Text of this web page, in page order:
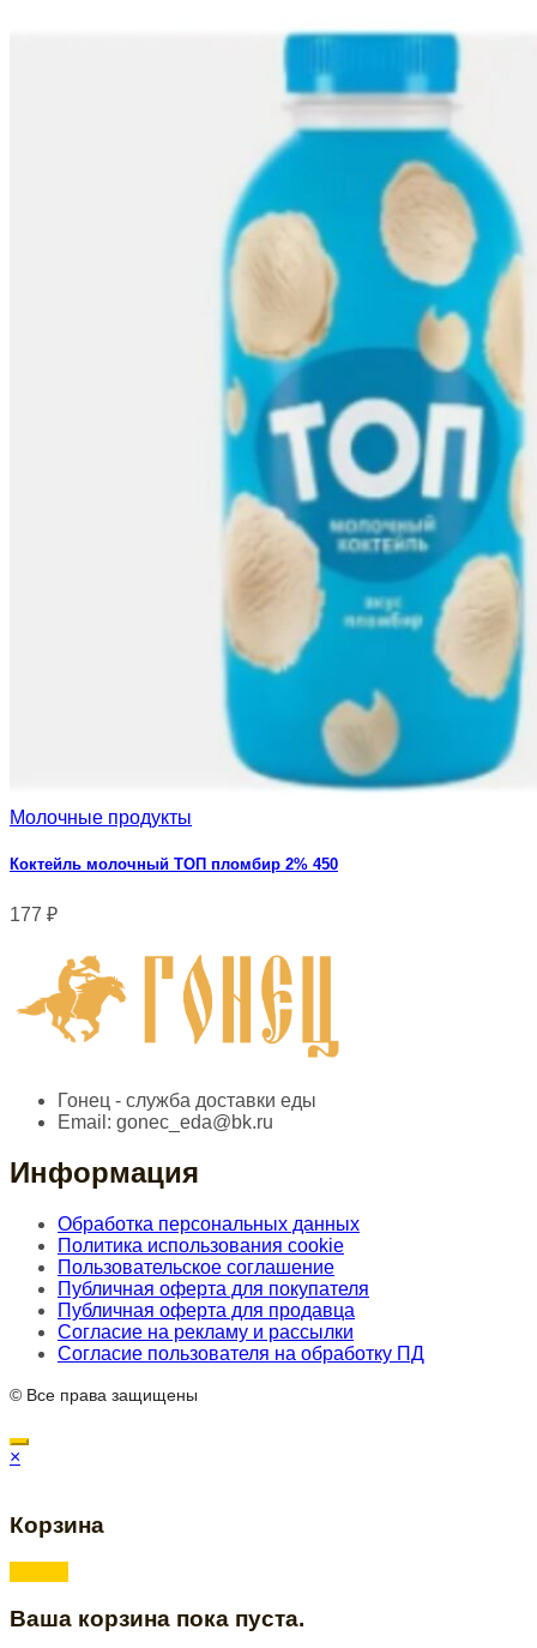
Молочные продукты
Коктейль молочный ТОП пломбир 2% 450
177 ₽
Гонец - служба доставки еды
Email: gonec_eda@bk.ru
Информация
Обработка персональных данных
Политика использования cookie
Пользовательское соглашение
Публичная оферта для покупателя
Публичная оферта для продавца
Согласие на рекламу и рассылки
Согласие пользователя на обработку ПД
© Все права защищены
×
Корзина
Ваша корзина пока пуста.